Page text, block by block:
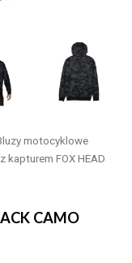
motocyklowe
kapturem FOX HEAD
CAMO